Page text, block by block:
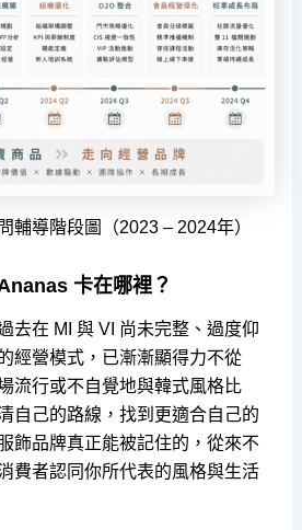
輔導階段圖（2023 – 2024年）
卡在哪裡？
去在 MI 與 VI 尚未完整、過度仰
經營模式，已漸漸顯得力不從
流行或不自覺地與韓式風格比
自己的路線，找到更適合自己的
飾品牌真正能被記住的，從來不
費者認同你所代表的風格與生活